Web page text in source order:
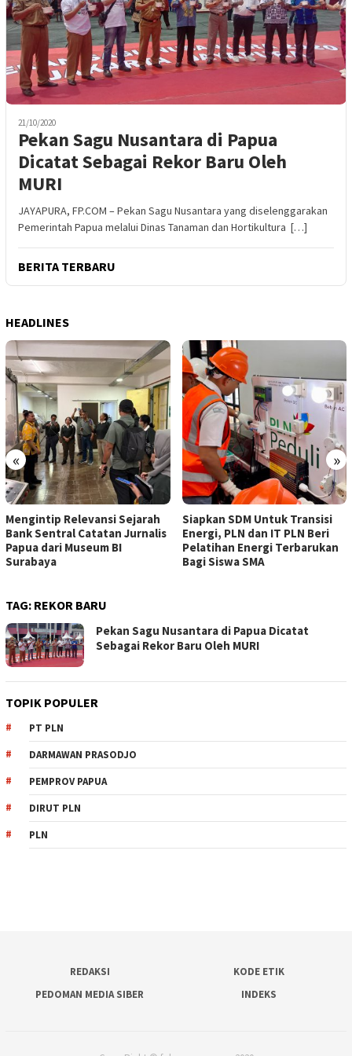
21/10/2020
Pekan Sagu Nusantara di Papua
Dicatat Sebagai Rekor Baru Oleh
MURI
JAYAPURA, FP.COM – Pekan Sagu Nusantara yang diselenggarakan
Pemerintah Papua melalui Dinas Tanaman dan Hortikultura […]
BERITA TERBARU
HEADLINES
« »
Mengintip Relevansi Sejarah
Bank Sentral Catatan Jurnalis
Papua dari Museum BI
Surabaya
Siapkan SDM Untuk Transisi
Energi, PLN dan IT PLN Beri
Pelatihan Energi Terbarukan
Bagi Siswa SMA
TAG: REKOR BARU
Pekan Sagu Nusantara di Papua Dicatat
Sebagai Rekor Baru Oleh MURI
TOPIK POPULER
PT PLN
DARMAWAN PRASODJO
PEMPROV PAPUA
DIRUT PLN
PLN
REDAKSI
KODE ETIK
PEDOMAN MEDIA SIBER
INDEKS